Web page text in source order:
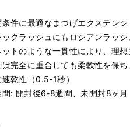
件に最適なまつげエクステンシ
クラッシュにもロシアンラッシ
トのような一貫性により、理
完全に重合しても柔軟性を保
乾性（0.5-1秒）
間: 開封後6-8週間、未開封8ヶ月